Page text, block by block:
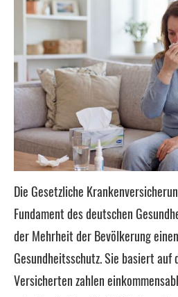
Die Gesetzliche
Fundament des deutschen
der Mehrheit der Bevölkerung
Gesundheitsschutz. Sie basiert auf
Versicherten zahlen